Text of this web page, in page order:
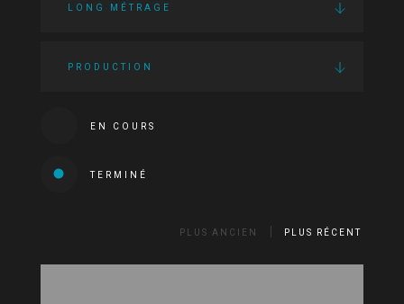
LONG MÉTRAGE
PRODUCTION
EN COURS
TERMINÉ
PLUS ANCIEN PLUS RÉCENT